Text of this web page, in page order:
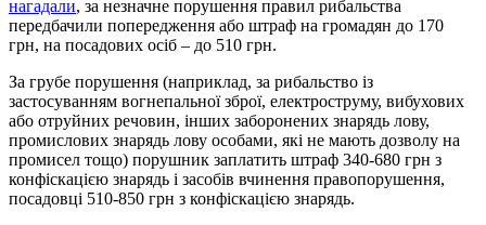
нагадали, за незначне порушення правил рибальства
передбачили попередження або штраф на громадян до 170
грн, на посадових осіб – до 510 грн.
За грубе порушення (наприклад, за рибальство із
застосуванням вогнепальної зброї, електроструму, вибухових
або отруйних речовин, інших заборонених знарядь лову,
промислових знарядь лову особами, які не мають дозволу на
промисел тощо) порушник заплатить штраф 340-680 грн з
конфіскацією знарядь і засобів вчинення правопорушення,
посадовці 510-850 грн з конфіскацією знарядь.